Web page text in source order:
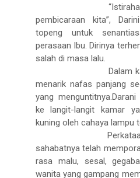
pembicaraan kita”,
topeng untuk
perasaan Ibu. Dirinya
salah di masa lalu.
Dalam
menarik nafas panjang
yang
ke langit-langit kamar
kuning oleh cahaya lampu
sahabatnya telah
rasa malu, sesal,
wanita yang gampang